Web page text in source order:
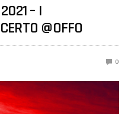
– I
@OFFO
0